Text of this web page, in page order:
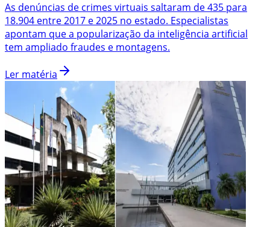
As denúncias de crimes virtuais saltaram de 435 para
18.904 entre 2017 e 2025 no estado. Especialistas
apontam que a popularização da inteligência artificial
tem ampliado fraudes e montagens.
Ler matéria